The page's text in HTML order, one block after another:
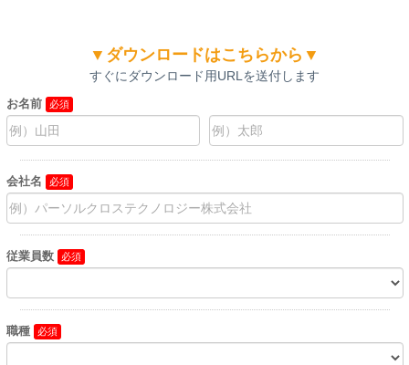
▼ダウンロードはこちらから▼
すぐにダウンロード用URLを送付します
お名前
会社名
従業員数
職種